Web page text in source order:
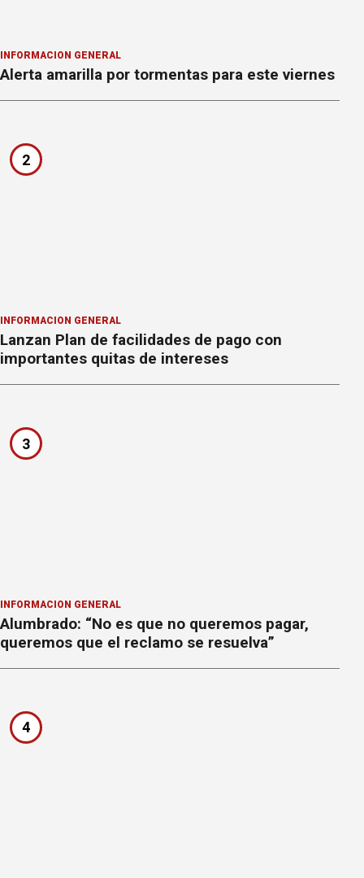
INFORMACION GENERAL
Alerta amarilla por tormentas para este viernes
2
INFORMACION GENERAL
Lanzan Plan de facilidades de pago con
importantes quitas de intereses
3
INFORMACION GENERAL
Alumbrado: “No es que no queremos pagar,
queremos que el reclamo se resuelva”
4